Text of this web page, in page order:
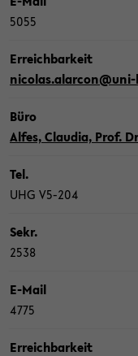
5055
Er­reich­bar­keit
Büro
Alfes, Clau­dia, Prof.
Tel.
UHG V5-​204
Sekr.
2538
E-​Mail
4775
Er­reich­bar­keit